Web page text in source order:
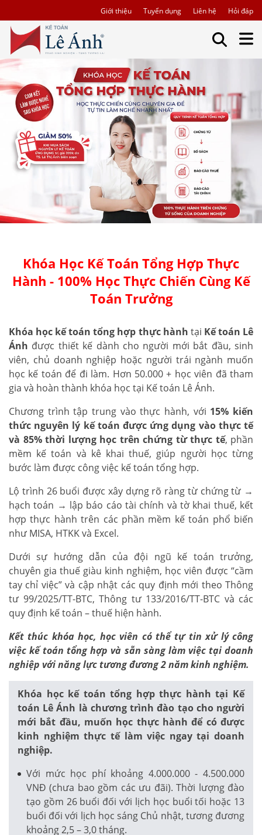
Giới thiệu Tuyển dụng Liên hệ Hỏi đáp
Khóa Học Kế Toán Tổng Hợp Thực
Hành - 100% Học Thực Chiến Cùng Kế
Toán Trưởng
Khóa học kế toán tổng hợp thực hành tại Kế toán Lê
Ánh được thiết kế dành cho người mới bắt đầu, sinh
viên, chủ doanh nghiệp hoặc người trái ngành muốn
học kế toán để đi làm. Hơn 50.000 + học viên đã tham
gia và hoàn thành khóa học tại Kế toán Lê Ánh.
Chương trình tập trung vào thực hành, với 15% kiến
thức nguyên lý kế toán được ứng dụng vào thực tế
và 85% thời lượng học trên chứng từ thực tế, phần
mềm kế toán và kê khai thuế, giúp người học từng
bước làm được công việc kế toán tổng hợp.
Lộ trình 26 buổi được xây dựng rõ ràng từ chứng từ →
hạch toán → lập báo cáo tài chính và tờ khai thuế, kết
hợp thực hành trên các phần mềm kế toán phổ biến
như MISA, HTKK và Excel.
Dưới sự hướng dẫn của đội ngũ kế toán trưởng,
chuyên gia thuế giàu kinh nghiệm, học viên được “cầm
tay chỉ việc” và cập nhật các quy định mới theo Thông
tư 99/2025/TT-BTC, Thông tư 133/2016/TT-BTC và các
quy định kế toán – thuế hiện hành.
Kết thúc khóa học, học viên có thể tự tin xử lý công
việc kế toán tổng hợp và sẵn sàng làm việc tại doanh
nghiệp với năng lực tương đương 2 năm kinh nghiệm.
Khóa học kế toán tổng hợp thực hành tại Kế
toán Lê Ánh là chương trình đào tạo cho người
mới bắt đầu, muốn học thực hành để có được
kinh nghiệm thực tế làm việc ngay tại doanh
nghiệp.
Với mức học phí khoảng 4.000.000 - 4.500.000
VNĐ (chưa bao gồm các ưu đãi). Thời lượng đào
tạo gồm 26 buổi đối với lịch học buổi tối hoặc 13
buổi đối với lịch học sáng Chủ nhật, tương đương
khoảng 2,5 – 3,0 tháng.